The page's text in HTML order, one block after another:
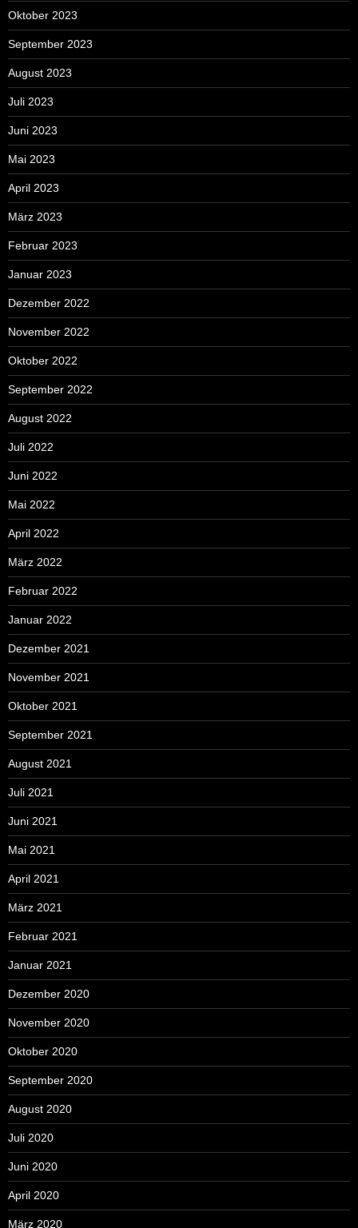
Oktober 2023
September 2023
August 2023
Juli 2023
Juni 2023
Mai 2023
April 2023
März 2023
Februar 2023
Januar 2023
Dezember 2022
November 2022
Oktober 2022
September 2022
August 2022
Juli 2022
Juni 2022
Mai 2022
April 2022
März 2022
Februar 2022
Januar 2022
Dezember 2021
November 2021
Oktober 2021
September 2021
August 2021
Juli 2021
Juni 2021
Mai 2021
April 2021
März 2021
Februar 2021
Januar 2021
Dezember 2020
November 2020
Oktober 2020
September 2020
August 2020
Juli 2020
Juni 2020
April 2020
März 2020